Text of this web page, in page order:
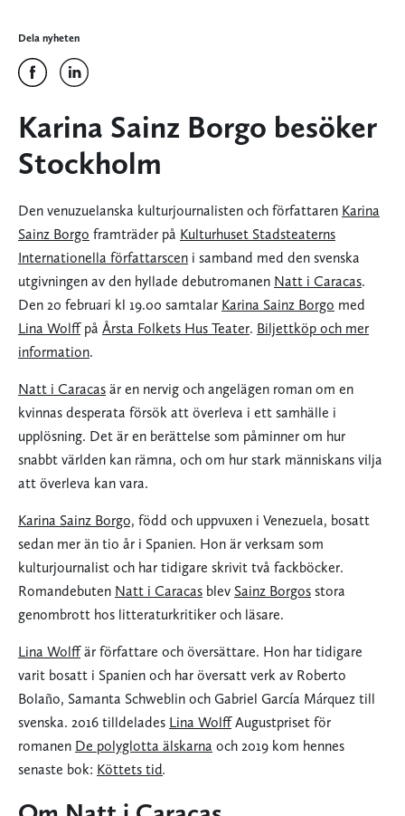
Dela nyheten
Karina Sainz Borgo besöker
Stockholm
Den venuzuelanska kulturjournalisten och författaren Karina
Sainz Borgo framträder på Kulturhuset Stadsteaterns
Internationella författarscen i samband med den svenska
utgivningen av den hyllade debutromanen Natt i Caracas.
Den 20 februari kl 19.00 samtalar Karina Sainz Borgo med
Lina Wolffpå Årsta Folkets Hus Teater. Biljettköp och mer
information.
Natt i Caracas är en nervig och angelägen roman om en
kvinnas desperata försök att överleva i ett samhälle i
upplösning. Det är en berättelse som påminner om hur
snabbt världen kan rämna, och om hur stark människans vilja
att överleva kan vara.
Karina Sainz Borgo, född och uppvuxen i Venezuela, bosatt
sedan mer än tio år i Spanien. Hon är verksam som
kulturjournalist och har tidigare skrivit två fackböcker.
Romandebuten Natt i Caracas blev Sainz Borgos stora
genombrott hos litteraturkritiker och läsare.
Lina Wolffär författare och översättare. Hon har tidigare
varit bosatt i Spanien och har översatt verk av Roberto
Bolaño, Samanta Schweblin och Gabriel García Márquez till
svenska. 2016 tilldelades Lina WolffAugustpriset för
romanen De polyglotta älskarna och 2019 kom hennes
senaste bok: Köttets tid.